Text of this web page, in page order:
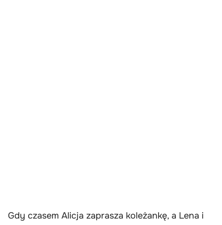
Gdy czasem Alicja zaprasza koleżankę, a Lena i